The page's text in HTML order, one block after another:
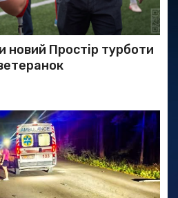
новий Простір турботи